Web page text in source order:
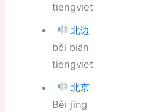
tiengviet
北边
běi biān
tiengviet
北京
Běi jīng